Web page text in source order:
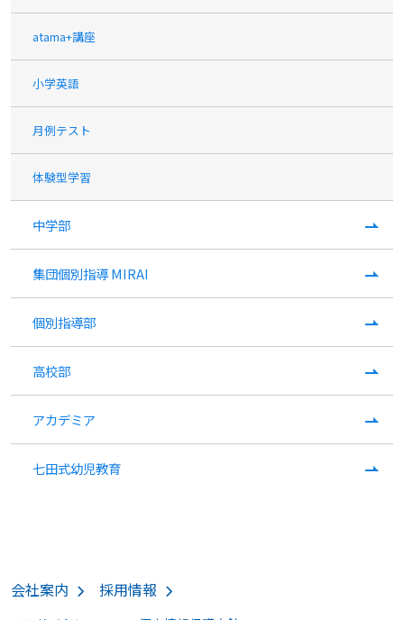
atama+講座
小学英語
月例テスト
体験型学習
中学部
集団個別指導 MIRAI
個別指導部
高校部
アカデミア
七田式幼児教育
会社案内 採用情報